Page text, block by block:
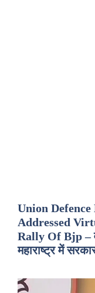
Union
Addressed
Rally Of Bjp –
महाराष्ट्र में